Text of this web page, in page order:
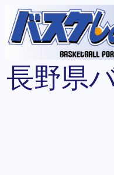
長野県